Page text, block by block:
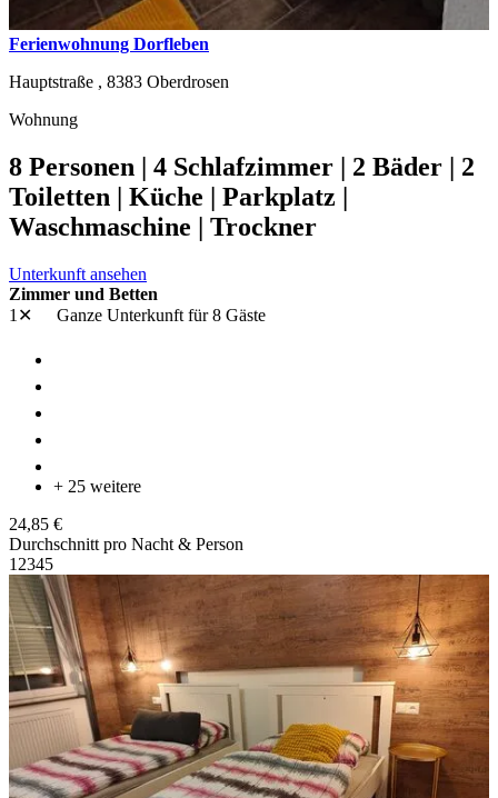
Ferienwohnung Dorfleben
Hauptstraße , 8383 Oberdrosen
Wohnung
8 Personen | 4 Schlafzimmer | 2 Bäder | 2
Toiletten | Küche | Parkplatz |
Waschmaschine | Trockner
Unterkunft ansehen
Zimmer und Betten
1✕
Ganze Unterkunft für 8 Gäste
+ 25 weitere
24,85 €
Durchschnitt pro Nacht & Person
1 2345